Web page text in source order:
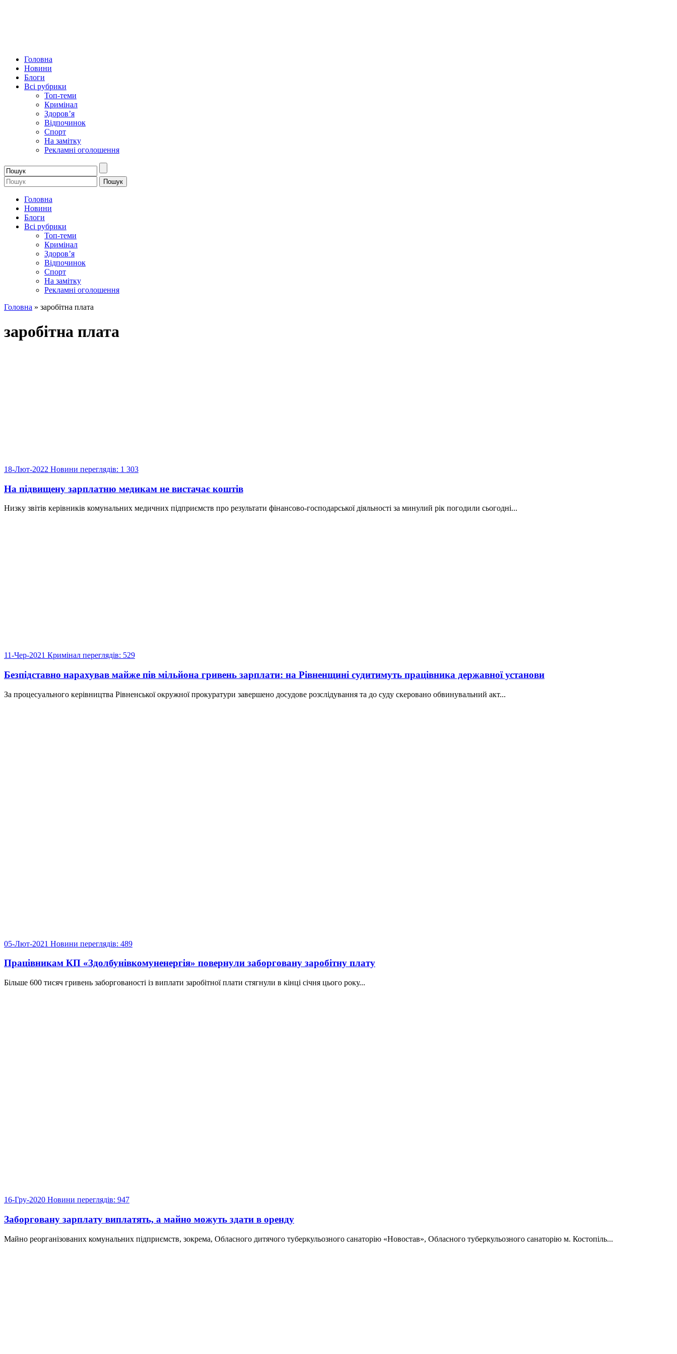
Головна
Новини
Блоги
Всі рубрики
Топ-теми
Кримінал
Здоров’я
Відпочинок
Спорт
На замітку
Рекламні оголошення
Головна
Новини
Блоги
Всі рубрики
Топ-теми
Кримінал
Здоров’я
Відпочинок
Спорт
На замітку
Рекламні оголошення
Головна » заробітна плата
заробітна плата
18-Лют-2022 Новини переглядів: 1 303
На підвищену зарплатню медикам не вистачає коштів
Низку звітів керівників комунальних медичних підприємств про результати фінансово-господарської діяльності за минулий рік погодили сьогодні...
11-Чер-2021 Кримінал переглядів: 529
Безпідставно нарахував майже пів мільйона гривень зарплати: на Рівненщині судитимуть працівника державної установи
За процесуального керівництва Рівненської окружної прокуратури завершено досудове розслідування та до суду скеровано обвинувальний акт...
05-Лют-2021 Новини переглядів: 489
Працівникам КП «Здолбунівкомуненергія» повернули заборговану заробітну плату
Більше 600 тисяч гривень заборгованості із виплати заробітної плати стягнули в кінці січня цього року...
16-Гру-2020 Новини переглядів: 947
Заборговану зарплату виплатять, а майно можуть здати в оренду
Майно реорганізованих комунальних підприємств, зокрема, Обласного дитячого туберкульозного санаторію «Новостав», Обласного туберкульозного санаторію м. Костопіль...